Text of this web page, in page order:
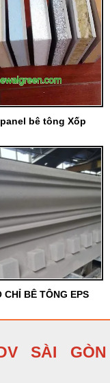
bê tông Xốp
CHỈ BÊ TÔNG EPS
SÀI GÒN